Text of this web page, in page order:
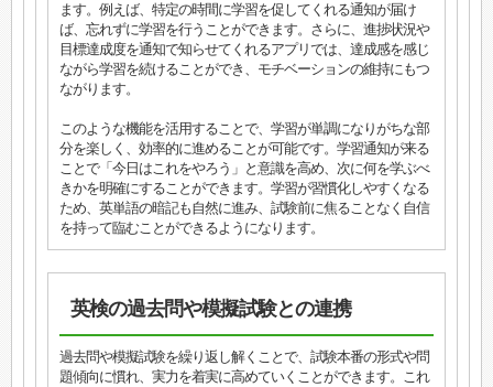
ます。例えば、特定の時間に学習を促してくれる通知が届け
ば、忘れずに学習を行うことができます。さらに、進捗状況や
目標達成度を通知で知らせてくれるアプリでは、達成感を感じ
ながら学習を続けることができ、モチベーションの維持にもつ
ながります。
このような機能を活用することで、学習が単調になりがちな部
分を楽しく、効率的に進めることが可能です。学習通知が来る
ことで「今日はこれをやろう」と意識を高め、次に何を学ぶべ
きかを明確にすることができます。学習が習慣化しやすくなる
ため、英単語の暗記も自然に進み、試験前に焦ることなく自信
を持って臨むことができるようになります。
英検の過去問や模擬試験との連携
過去問や模擬試験を繰り返し解くことで、試験本番の形式や問
題傾向に慣れ、実力を着実に高めていくことができます。これ